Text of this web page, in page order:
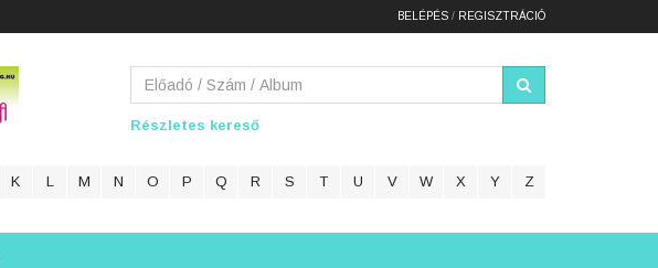
BELÉPÉS / REGISZTRÁCIÓ
Részletes kereső
K L M N O P Q R S T U V W X Y Z